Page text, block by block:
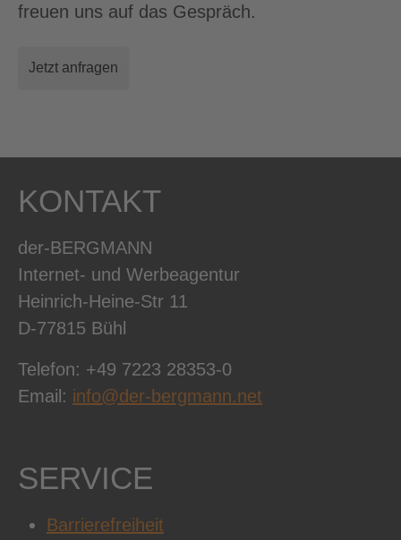
freuen uns auf das Gespräch.
Jetzt anfragen
KONTAKT
der-BERGMANN
Internet- und Werbeagentur
Heinrich-Heine-Str 11
D-77815 Bühl
Telefon: +49 7223 28353-0
Email: info@der-bergmann.net
SERVICE
Barrierefreiheit